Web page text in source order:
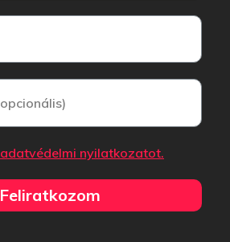
adatvédelmi nyilatkozatot.
Feliratkozom